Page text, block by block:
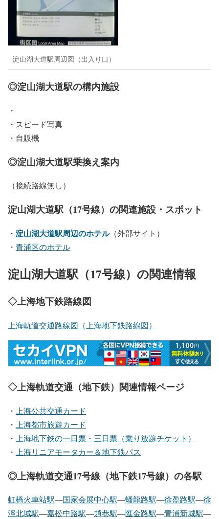
淀山湖大道駅周辺図（出入り口）
◎淀山湖大道駅の構内施設
・
・スピード写真
・自販機
◎淀山湖大道駅乗換え案内
（接続路線無し）
淀山湖大道駅（17号線）の関連施設・スポット
・ 淀山湖大道駅周辺のホテル（外部サイト）
・ 青浦区のホテル
淀山湖大道駅（17号線）の関連情報
◇上海地下鉄路線図
上海軌道交通路線図（上海地下鉄路線図）
◇上海軌道交通（地下鉄）関連情報ページ
・
上海公共交通カード
・
上海都市旅遊カード
・
上海地下鉄の一日票・三日票（乗り放題チケット）
・
上海リニアモータカー＆地下鉄パス
◎上海軌道交通17号線（地下鉄17号線）の各駅
虹橋火車站駅―国家会展中心駅―蟠龍路駅―徐盈路駅―徐
涇北城駅―嘉松中路駅―趙巷駅―匯金路駅―青浦新城駅―